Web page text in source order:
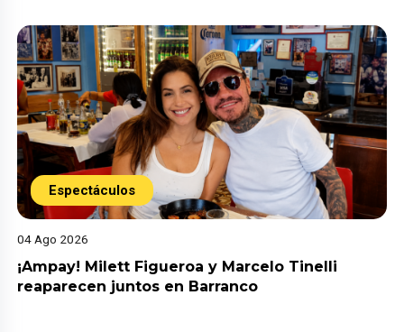
Espectáculos
04 Ago 2026
¡Ampay! Milett Figueroa y Marcelo Tinelli
reaparecen juntos en Barranco